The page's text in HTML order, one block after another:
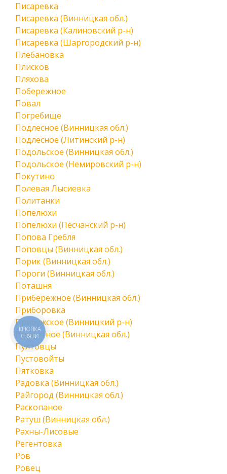
Писаревка
Писаревка (Винницкая обл.)
Писаревка (Калиновский р-н)
Писаревка (Шаргородский р-н)
Плебановка
Плисков
Пляхова
Побережное
Повал
Погребище
Подлесное (Винницкая обл.)
Подлесное (Литинский р-н)
Подольское (Винницкая обл.)
Подольское (Немировский р-н)
Покутино
Полевая Лысиевка
Политанки
Попелюхи
Попелюхи (Песчанский р-н)
Попова Гребля
Поповцы (Винницкая обл.)
Порик (Винницкая обл.)
Пороги (Винницкая обл.)
Поташня
Прибережное (Винницкая обл.)
Приборовка
Прибужское (Винницкий р-н)
Приветное (Винницкая обл.)
Пултовцы
Пустовойты
Пятковка
Радовка (Винницкая обл.)
Райгород (Винницкая обл.)
Раскопаное
Ратуш (Винницкая обл.)
Рахны-Лисовые
Регентовка
Ров
Ровец
КНОПКА
СВЯЗИ